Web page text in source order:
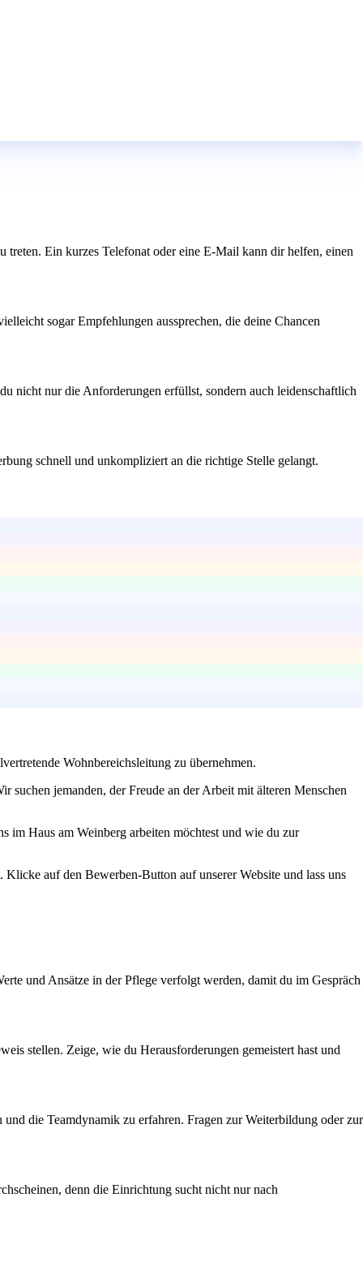
Ein kurzes Telefonat oder eine E-Mail kann dir helfen, einen
sogar Empfehlungen aussprechen, die deine Chancen
nicht nur die Anforderungen erfüllst, sondern auch leidenschaftlich
schnell und unkompliziert an die richtige Stelle gelangt.
Wohnbereichsleitung zu übernehmen.
jemanden, der Freude an der Arbeit mit älteren Menschen
im Haus am Weinberg arbeiten möchtest und wie du zur
auf den Bewerben-Button auf unserer Website und lass uns
und Ansätze in der Pflege verfolgt werden, damit du im Gespräch
stellen. Zeige, wie du Herausforderungen gemeistert hast und
die Teamdynamik zu erfahren. Fragen zur Weiterbildung oder zur
denn die Einrichtung sucht nicht nur nach